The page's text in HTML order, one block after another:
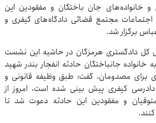
و خانواده‌های جان باختگان و مفقودین این
مجتمع قضائی دادگاه‌های کیفری و
برگزار شد.
کل دادگستری هرمزگان در حاشیه این نشست
جانباختگان حادثه انفجار بندر شهید
برای مصدومان، گفت: طبق وظیفه قانونی و
کیفری پیش بینی شده است، امروز از
و مفقودین این حادثه دعوت شد تا